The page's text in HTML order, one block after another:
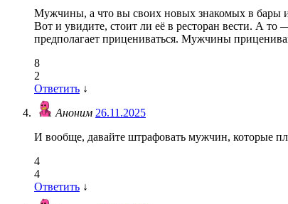
Мужчины, а что вы своих новых знакомых в бары
Вот и увидите, стоит ли её в ресторан вести. А
предполагает прицениваться. Мужчины
8
2
Ответить ↓
Аноним 26.11.2025
И вообще, давайте штрафовать мужчин, которые
4
4
Ответить ↓